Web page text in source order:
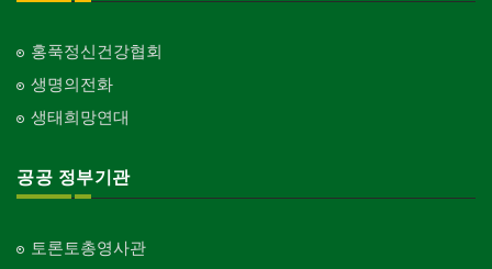
홍푹정신건강협회
생명의전화
생태희망연대
공공 정부기관
토론토총영사관